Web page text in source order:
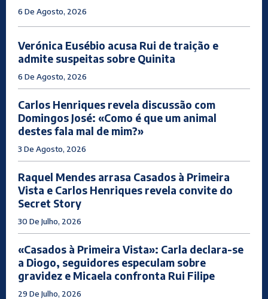
6 De Agosto, 2026
Verónica Eusébio acusa Rui de traição e
admite suspeitas sobre Quinita
6 De Agosto, 2026
Carlos Henriques revela discussão com
Domingos José: «Como é que um animal
destes fala mal de mim?»
3 De Agosto, 2026
Raquel Mendes arrasa Casados à Primeira
Vista e Carlos Henriques revela convite do
Secret Story
30 De Julho, 2026
«Casados à Primeira Vista»: Carla declara-se
a Diogo, seguidores especulam sobre
gravidez e Micaela confronta Rui Filipe
29 De Julho, 2026